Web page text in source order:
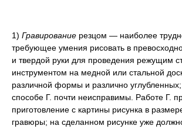
1) Гравирование резцом — наиболее
требующее умения рисовать в
и твердой руки для проведения режущим
инструментом на медной или стальной
различной формы и различно
способе Г. почти неисправимы. Работе Г.
приготовление с картины рисунка в
гравюры; на сделанном рисунке уже